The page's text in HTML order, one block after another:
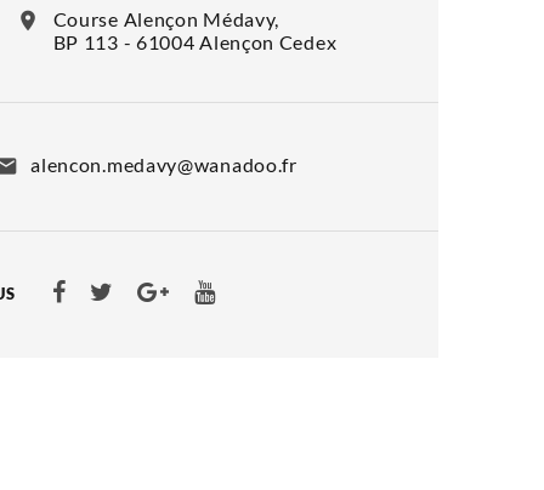
Course Alençon Médavy,
BP 113 - 61004 Alençon Cedex
alencon.medavy@wanadoo.fr